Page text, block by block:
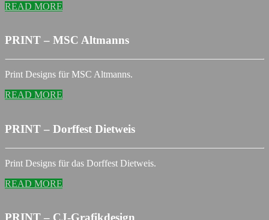
READ MORE
PRINT – MSC Altmanns
Print Designs für MSC Altmanns.
READ MORE
PRINT – Dorffest Dietweis
Print Designs für das Dorffest Dietweis.
READ MORE
PRINT – CJ-Grafikdesign